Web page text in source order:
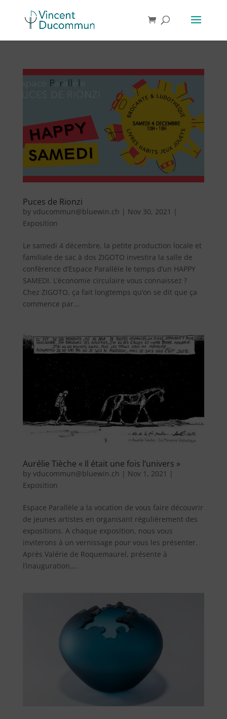
Puces de Rionzi
by vducommun@bluewin.ch | Nov 30, 2021 |
Exposition
Le samedi 4 décembre, la petite production locale et
familiale de sac à dos ZIGOTO investira la salle de
conférence d’Espace Parallèle le temps d’un HAPPY
SAMEDI. L’économie circulaire vous connaissez ?
Chez ZIGOTO, ça fait longtemps qu’on se dit que ça
commence par...
Aurélie Tièche « Il était une fois l’univers »
by vducommun@bluewin.ch | Nov 1, 2021 |
Exposition
Espace Parallèle a la vocation de vous faire découvrir
de jeunes artistes en organisant régulièrement des
expositions. A chaque exposition, nous vous
inviterons à un vernissage pour vous les présenter.
Après Valérie de Roquemaurel, présente à
l’inauguration,...